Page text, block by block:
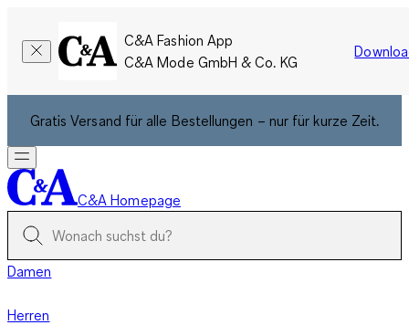
C&A Fashion App
C&A Mode GmbH & Co. KG
Gratis Versand für alle Bestellungen – nur für kurze Zeit.
C&A Homepage
Damen
Herren